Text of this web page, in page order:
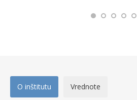
O inštitutu Vrednote